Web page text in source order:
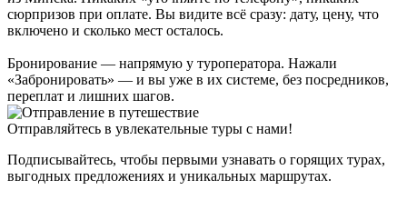
сюрпризов при оплате. Вы видите всё сразу: дату, цену, что
включено и сколько мест осталось.
Бронирование — напрямую у туроператора. Нажали
«Забронировать» — и вы уже в их системе, без посредников,
переплат и лишних шагов.
Отправляйтесь в увлекательные туры с нами!
Подписывайтесь, чтобы первыми узнавать о горящих турах,
выгодных предложениях и уникальных маршрутах.